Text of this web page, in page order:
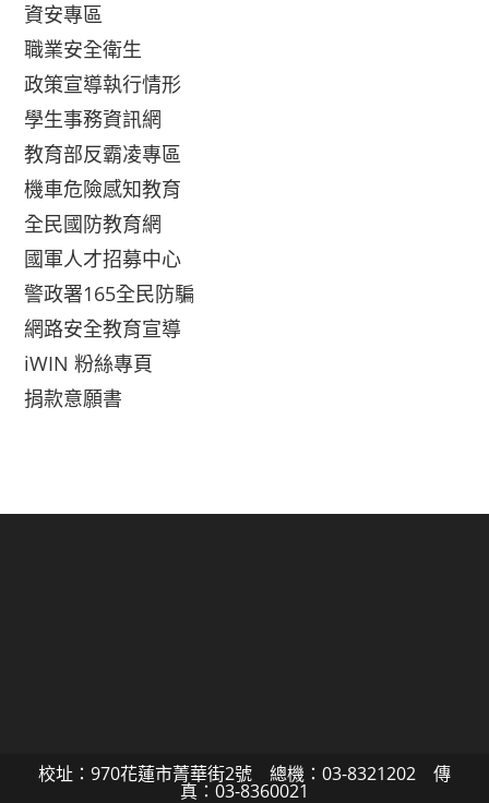
資安專區
職業安全衛生
政策宣導執行情形
學生事務資訊網
教育部反霸凌專區
機車危險感知教育
全民國防教育網
國軍人才招募中心
警政署165全民防騙
網路安全教育宣導
iWIN 粉絲專頁
捐款意願書
校址：970花蓮市菁華街2號 總機：03-8321202 傳
真：03-8360021